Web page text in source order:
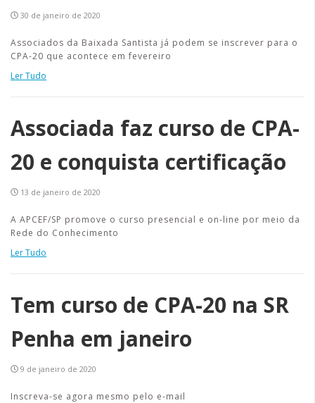
30 de janeiro de 2020
Associados da Baixada Santista já podem se inscrever para o
CPA-20 que acontece em fevereiro
Ler Tudo
Associada faz curso de CPA-
20 e conquista certificação
13 de janeiro de 2020
A APCEF/SP promove o curso presencial e on-line por meio da
Rede do Conhecimento
Ler Tudo
Tem curso de CPA-20 na SR
Penha em janeiro
9 de janeiro de 2020
Inscreva-se agora mesmo pelo e-mail